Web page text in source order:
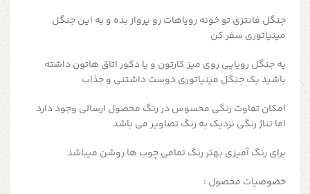
جنگل فانتزی تو خونه رویاهات رو پرواز بده و به این جنگل
مینیاتوری سفر کن
یه جنگل رویایی روی میز کارتون و یا دکور اتاق هاتون داشته
باشید یک جنگل مینیاتوری دوست داشتنی و جذاب
امکان تفاوت رنگی محسوس در رنگ محصول ارسالی وجود دارد
اما تناژ رنگی نزدیک به رنگ تصاویر می باشد
برای رنگ آمیزی بهتر رنگ تمامی چوب ها روشن میباشد
خصوصیات محصول :